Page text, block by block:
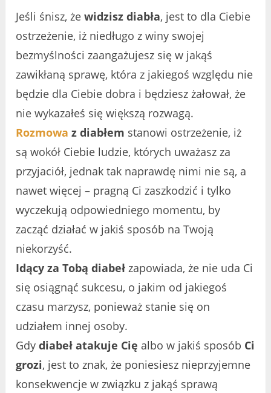
Jeśli śnisz, żewidzisz diabła, jest to dla Ciebie
ostrzeżenie, iż niedługo z winy swojej
bezmyślności zaangażujesz się w jakąś
zawikłaną sprawę, która z jakiegoś względu nie
będzie dla Ciebie dobra i będziesz żałował, że
nie wykazałeś się większą rozwagą.
Rozmowa z diabłem stanowi ostrzeżenie, iż
są wokół Ciebie ludzie, których uważasz za
przyjaciół, jednak tak naprawdę nimi nie są, a
nawet więcej – pragną Ci zaszkodzić i tylko
wyczekują odpowiedniego momentu, by
zacząć działać w jakiś sposób na Twoją
niekorzyść.
Idący za Tobą diabeł zapowiada, że nie uda Ci
się osiągnąć sukcesu, o jakim od jakiegoś
czasu marzysz, ponieważ stanie się on
udziałem innej osoby.
Gdydiabeł atakuje Cię albo w jakiś sposób Ci
grozi, jest to znak, że poniesiesz nieprzyjemne
konsekwencje w związku z jakąś sprawą